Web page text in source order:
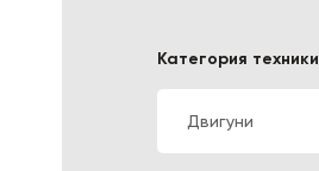
Категория техники
Двигуни